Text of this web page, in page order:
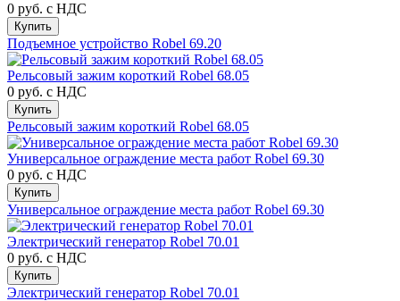
0 руб. с НДС
Купить
Подъемное устройство Robel 69.20
Рельсовый зажим короткий Robel 68.05
0 руб. с НДС
Купить
Рельсовый зажим короткий Robel 68.05
Универсальное ограждение места работ Robel 69.30
0 руб. с НДС
Купить
Универсальное ограждение места работ Robel 69.30
Электрический генератор Robel 70.01
0 руб. с НДС
Купить
Электрический генератор Robel 70.01